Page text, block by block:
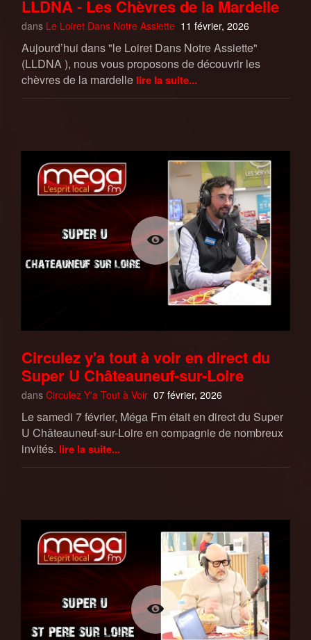
LLDNA - Les Chèvres de la Mardelle
dans Le Loiret Dans Notre Assiette 11 février, 2026
Aujourd’hui dans "le Loiret Dans Notre Assiette"
(LLDNA ), nous vous proposons de découvrir les
chèvres de la mardelle lire la suite...
Circulez y'a tout à voir en direct du
Super U Châteauneuf-sur-Loire
dans Circulez Y'a Tout à Voir 07 février, 2026
Le samedi 7 février, Méga Fm était en direct du Super
U Châteauneuf-sur-Loire en compagnie de nombreux
invités. lire la suite...